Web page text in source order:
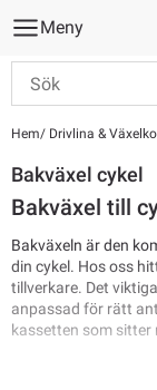
Meny
Hem Drivlina &
Bakväxel cykel
Bakväxel till
Bakväxeln är den
din cykel. Hos oss
tillverkare. Det
anpassad för rätt
kassetten som sitter